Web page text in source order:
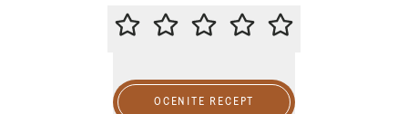
MOLIMO DA OCENITE OVAJ
OCENITE RECEPT